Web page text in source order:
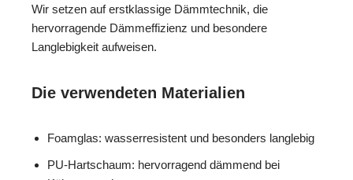
Wir setzen auf erstklassige Dämmtechnik, die
hervorragende Dämmeffizienz und besondere
Langlebigkeit aufweisen.
Die verwendeten Materialien
Foamglas: wasserresistent und besonders langlebig
PU-Hartschaum: hervorragend dämmend bei